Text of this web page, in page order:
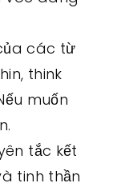
các từ
think
muốn
tắc kết
tinh thần